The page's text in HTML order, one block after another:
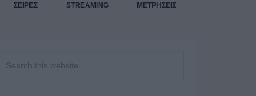
ΣΕΙΡΕΣ STREAMING ΜΕΤΡΗΣΕΙΣ